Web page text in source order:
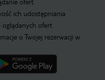
ich udostępniania
ofert
o Twojej rezerwacji w